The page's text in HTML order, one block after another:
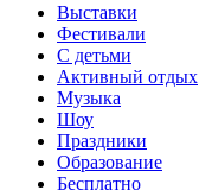
Выставки
Фестивали
С детьми
Активный отдых
Музыка
Шоу
Праздники
Образование
Бесплатно